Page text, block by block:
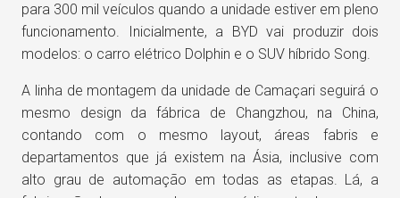
para 300 mil veículos quando a unidade estiver em pleno
funcionamento. Inicialmente, a BYD vai produzir dois
modelos: o carro elétrico Dolphin e o SUV híbrido Song.
A linha de montagem da unidade de Camaçari seguirá o
mesmo design da fábrica de Changzhou, na China,
contando com o mesmo layout, áreas fabris e
departamentos que já existem na Ásia, inclusive com
alto grau de automação em todas as etapas. Lá, a